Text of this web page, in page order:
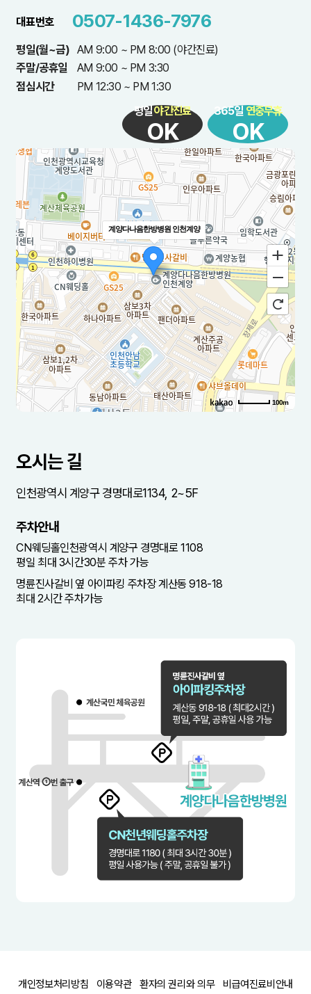
대표번호 0507-1436-7976
평일(월~금) AM 9:00 ~ PM 8:00 (야간진료)
주말/공휴일
AM 9:00 ~ PM 3:30
점심시간
PM 12:30 ~ PM 1:30
평일야간진료
OK
365일 연중무휴
OK
계양다나음한방병원 인천계양
100m
주소
전화
오시는 길
인천광역시 계양구 경명대로1134, 2~5F
주차안내
CN웨딩홀인천광역시 계양구 경명대로 1108
평일 최대 3시간30분 주차 가능
명륜진사갈비 옆 아이파킹 주차장 계산동 918-18
최대 2시간 주차가능
개인정보처리방침 이용약관 환자의 권리와 의무 비급여진료비안내